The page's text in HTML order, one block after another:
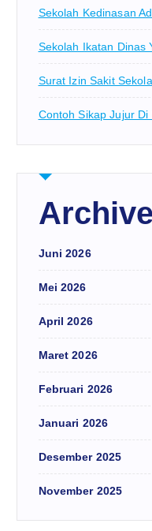
Sekolah Kedinasan
Sekolah Ikatan Dinas
Surat Izin Sakit
Contoh Sikap Jujur Di
Juni 2026
Mei 2026
April 2026
Maret 2026
Februari 2026
Januari 2026
Desember 2025
November 2025